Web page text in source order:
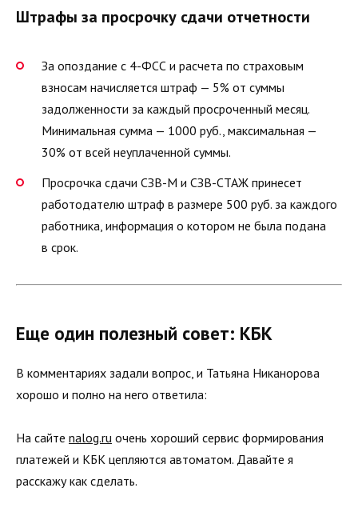
Штрафы за просрочку сдачи отчетности
За опоздание с 4-ФСС и расчета по страховым
взносам начисляется штраф — 5% от суммы
задолженности за каждый просроченный месяц.
Минимальная сумма — 1000 руб., максимальная —
30% от всей неуплаченной суммы.
Просрочка сдачи СЗВ-М и СЗВ-СТАЖ принесет
работодателю штраф в размере 500 руб. за каждого
работника, информация о котором не была подана
в срок.
Еще один полезный совет: КБК
В комментариях задали вопрос, и Татьяна Никанорова
хорошо и полно на него ответила:
На сайте nalog.ru очень хороший сервис формирования
платежей и КБК цепляются автоматом. Давайте я
расскажу как сделать.